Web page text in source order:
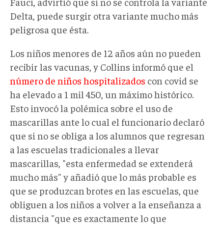
Delta, puede surgir otra variante mucho más
peligrosa que ésta.
Los niños menores de 12 años aún no pueden
recibir las vacunas, y Collins informó que el
número de niños hospitalizados con covid se
ha elevado a 1 mil 450, un máximo histórico.
Esto invocó la polémica sobre el uso de
mascarillas ante lo cual el funcionario declaró
que si no se obliga a los alumnos que regresan
a las escuelas tradicionales a llevar
mascarillas, "esta enfermedad se extenderá
mucho más" y añadió que lo más probable es
que se produzcan brotes en las escuelas, que
obliguen a los niños a volver a la enseñanza a
distancia "que es exactamente lo que